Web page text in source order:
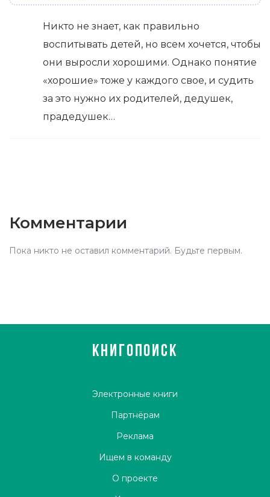
Никто не знает, как правильно
воспитывать детей, но всем хочется, чтобы
они выросли хорошими. Однако понятие
«хорошие» тоже у каждого свое, и судить
за это нужно их родителей, дедушек,
прадедушек…
Комментарии
Пока никто не оставил комментарий. Будьте первым.
КНИГОПОИСК
Электронные книги
Партнёрам
Реклама
Ищем в команду
О проекте